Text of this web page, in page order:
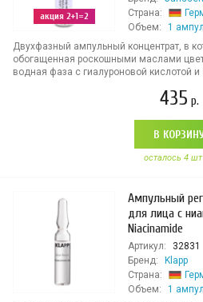
акция 2+1=2
Страна:
Объем:
1
Двухфазный ампульный концентрат, в
обогащенная роскошными маслами
водная фаза с гиалуроновой кислотой и
435 р.
В
осталось 4 шт
Ампульный
для лица с
Niacinamide
Артикул:
32831
Бренд:
Klapp
Страна:
Объем:
1